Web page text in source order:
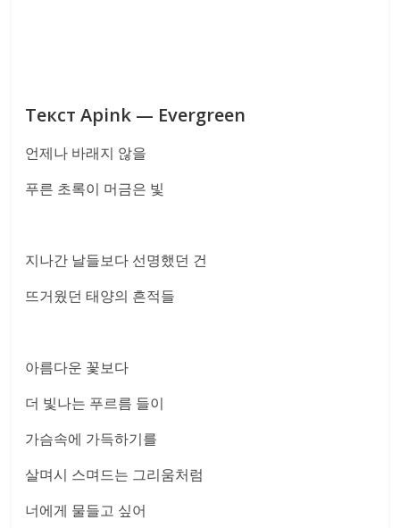
Текст Apink — Evergreen
언제나 바래지 않을
푸른 초록이 머금은 빛
지나간 날들보다 선명했던 건
뜨거웠던 태양의 흔적들
아름다운 꽃보다
더 빛나는 푸르름 들이
가슴속에 가득하기를
살며시 스며드는 그리움처럼
너에게 물들고 싶어